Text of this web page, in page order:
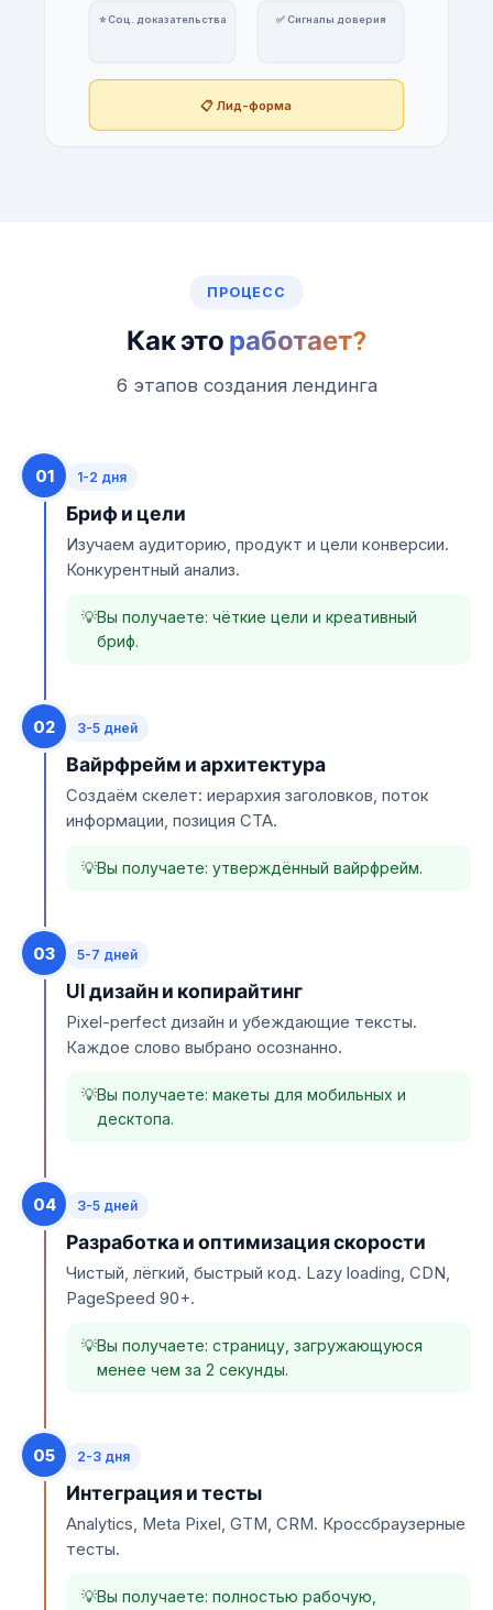
⭐ Соц. доказательства ✅ Сигналы доверия
📋 Лид-форма
ПРОЦЕСС
Как это работает?
6 этапов создания лендинга
01 1-2 дня
Бриф и цели
Изучаем аудиторию, продукт и цели конверсии.
Конкурентный анализ.
Вы получаете: чёткие цели и креативный
бриф.
02 3-5 дней
Вайрфрейм и архитектура
Создаём скелет: иерархия заголовков, поток
информации, позиция CTA.
Вы получаете: утверждённый вайрфрейм.
03 5-7 дней
UI дизайн и копирайтинг
Pixel-perfect дизайн и убеждающие тексты.
Каждое слово выбрано осознанно.
Вы получаете: макеты для мобильных и
десктопа.
04 3-5 дней
Разработка и оптимизация скорости
Чистый, лёгкий, быстрый код. Lazy loading, CDN,
PageSpeed 90+.
Вы получаете: страницу, загружающуюся
менее чем за 2 секунды.
05 2-3 дня
Интеграция и тесты
Analytics, Meta Pixel, GTM, CRM. Кроссбраузерные
тесты.
Вы получаете: полностью рабочую,